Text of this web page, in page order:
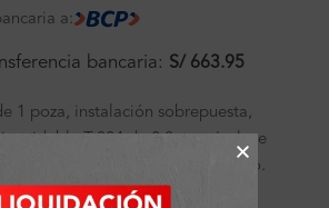
a:
bancaria: S/ 663.95
1 poza, instalación sobrepuesta,
T-304 de 0.8 mm. Incluye
desagüe y aislante acústico.
cm.